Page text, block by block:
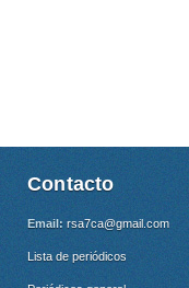
Contacto
Email: rsa7ca@gmail.com
Lista de periódicos